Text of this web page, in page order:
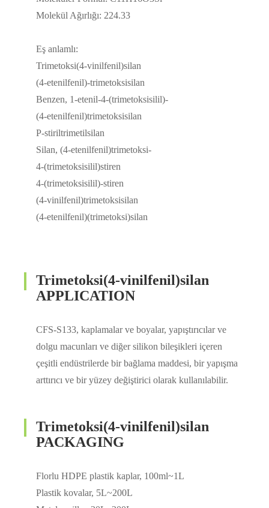
Molekül Ağırlığı: 224.33
Eş anlamlı:
Trimetoksi(4-vinilfenil)silan
(4-etenilfenil)-trimetoksisilan
Benzen, 1-etenil-4-(trimetoksisilil)-
(4-etenilfenil)trimetoksisilan
P-stiriltrimetilsilan
Silan, (4-etenilfenil)trimetoksi-
4-(trimetoksisilil)stiren
4-(trimetoksisilil)-stiren
(4-vinilfenil)trimetoksisilan
(4-etenilfenil)(trimetoksi)silan
Trimetoksi(4-vinilfenil)silan
APPLICATION
CFS-S133, kaplamalar ve boyalar, yapıştırıcılar ve
dolgu macunları ve diğer silikon bileşikleri içeren
çeşitli endüstrilerde bir bağlama maddesi, bir yapışma
arttırıcı ve bir yüzey değiştirici olarak kullanılabilir.
Trimetoksi(4-vinilfenil)silan
PACKAGING
Florlu HDPE plastik kaplar, 100ml~1L
Plastik kovalar, 5L~200L